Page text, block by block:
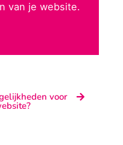
van je website.
voor